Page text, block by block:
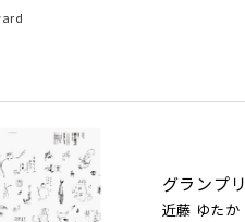
グランプリ
近藤 ゆたか